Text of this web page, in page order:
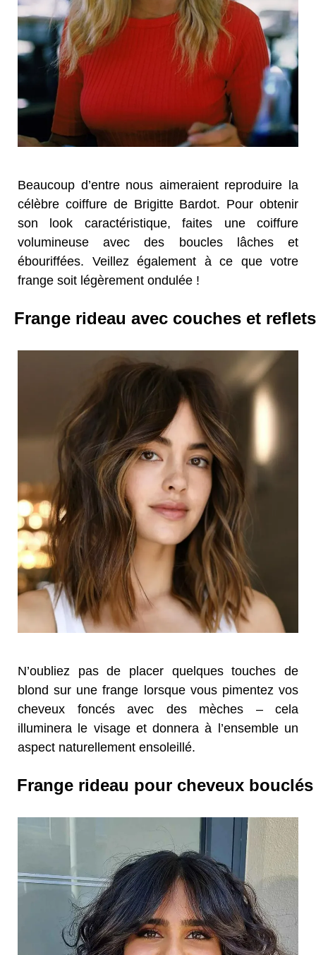
Beaucoup d’entre nous aimeraient reproduire la
célèbre coiffure de Brigitte Bardot. Pour obtenir
son look caractéristique, faites une coiffure
volumineuse avec des boucles lâches et
ébouriffées. Veillez également à ce que votre
frange soit légèrement ondulée !
Frange rideau avec couches et reflets
N’oubliez pas de placer quelques touches de
blond sur une frange lorsque vous pimentez vos
cheveux foncés avec des mèches – cela
illuminera le visage et donnera à l’ensemble un
aspect naturellement ensoleillé.
Frange rideau pour cheveux bouclés